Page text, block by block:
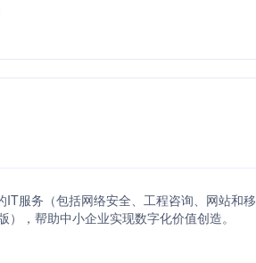
服务（包括网络安全、工程咨询、网站和移
，帮助中小企业实现数字化价值创造。